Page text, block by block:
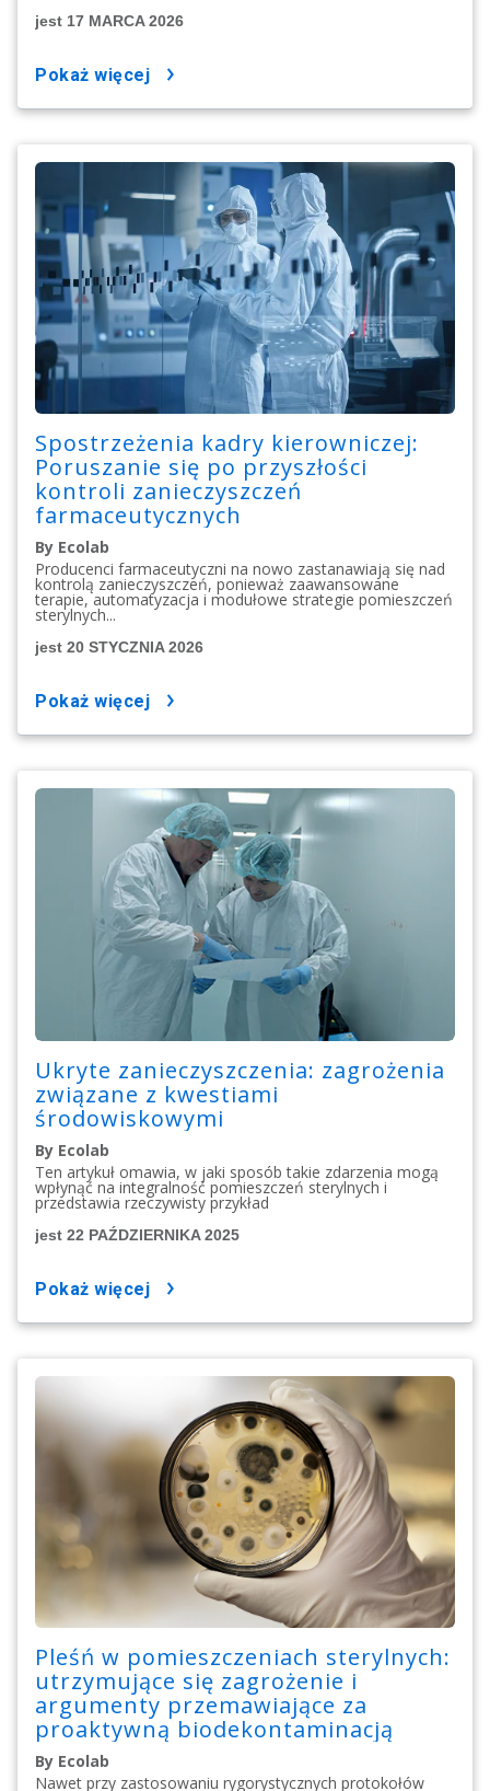
jest 17 MARCA 2026
pokaż więcej
Spostrzeżenia kadry kierowniczej:
Poruszanie się po przyszłości
kontroli zanieczyszczeń
farmaceutycznych
By Ecolab
Producenci farmaceutyczni na nowo zastanawiają się nad
kontrolą zanieczyszczeń, ponieważ zaawansowane
terapie, automatyzacja i modułowe strategie pomieszczeń
sterylnych...
jest 20 STYCZNIA 2026
pokaż więcej
Ukryte zanieczyszczenia: zagrożenia
związane z kwestiami
środowiskowymi
By Ecolab
Ten artykuł omawia, w jaki sposób takie zdarzenia mogą
wpłynąć na integralność pomieszczeń sterylnych i
przedstawia rzeczywisty przykład
jest 22 PAŹDZIERNIKA 2025
pokaż więcej
Pleśń w pomieszczeniach sterylnych:
utrzymujące się zagrożenie i
argumenty przemawiające za
proaktywną biodekontaminacją
By Ecolab
Nawet przy zastosowaniu rygorystycznych protokołów